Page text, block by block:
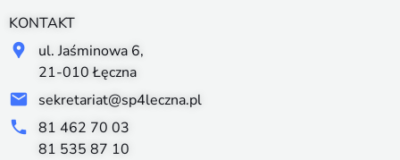
KONTAKT
ul. Jaśminowa 6,
21-010 Łęczna
sekretariat@sp4leczna.pl
81 462 70 03
81 535 87 10